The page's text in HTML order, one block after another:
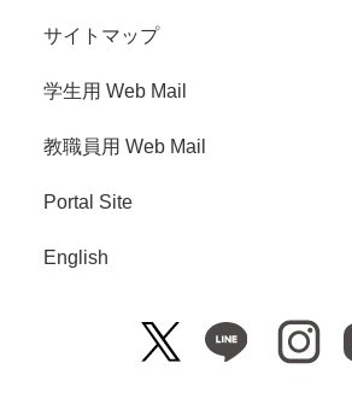
サイトマップ
学生用 Web Mail
教職員用 Web Mail
Portal Site
English